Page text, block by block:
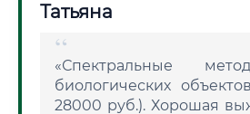
Татьяна
«Спектральные
биологических
28000 руб.). Хорошая